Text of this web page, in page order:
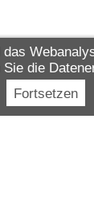
auf
die
Fortsetzen